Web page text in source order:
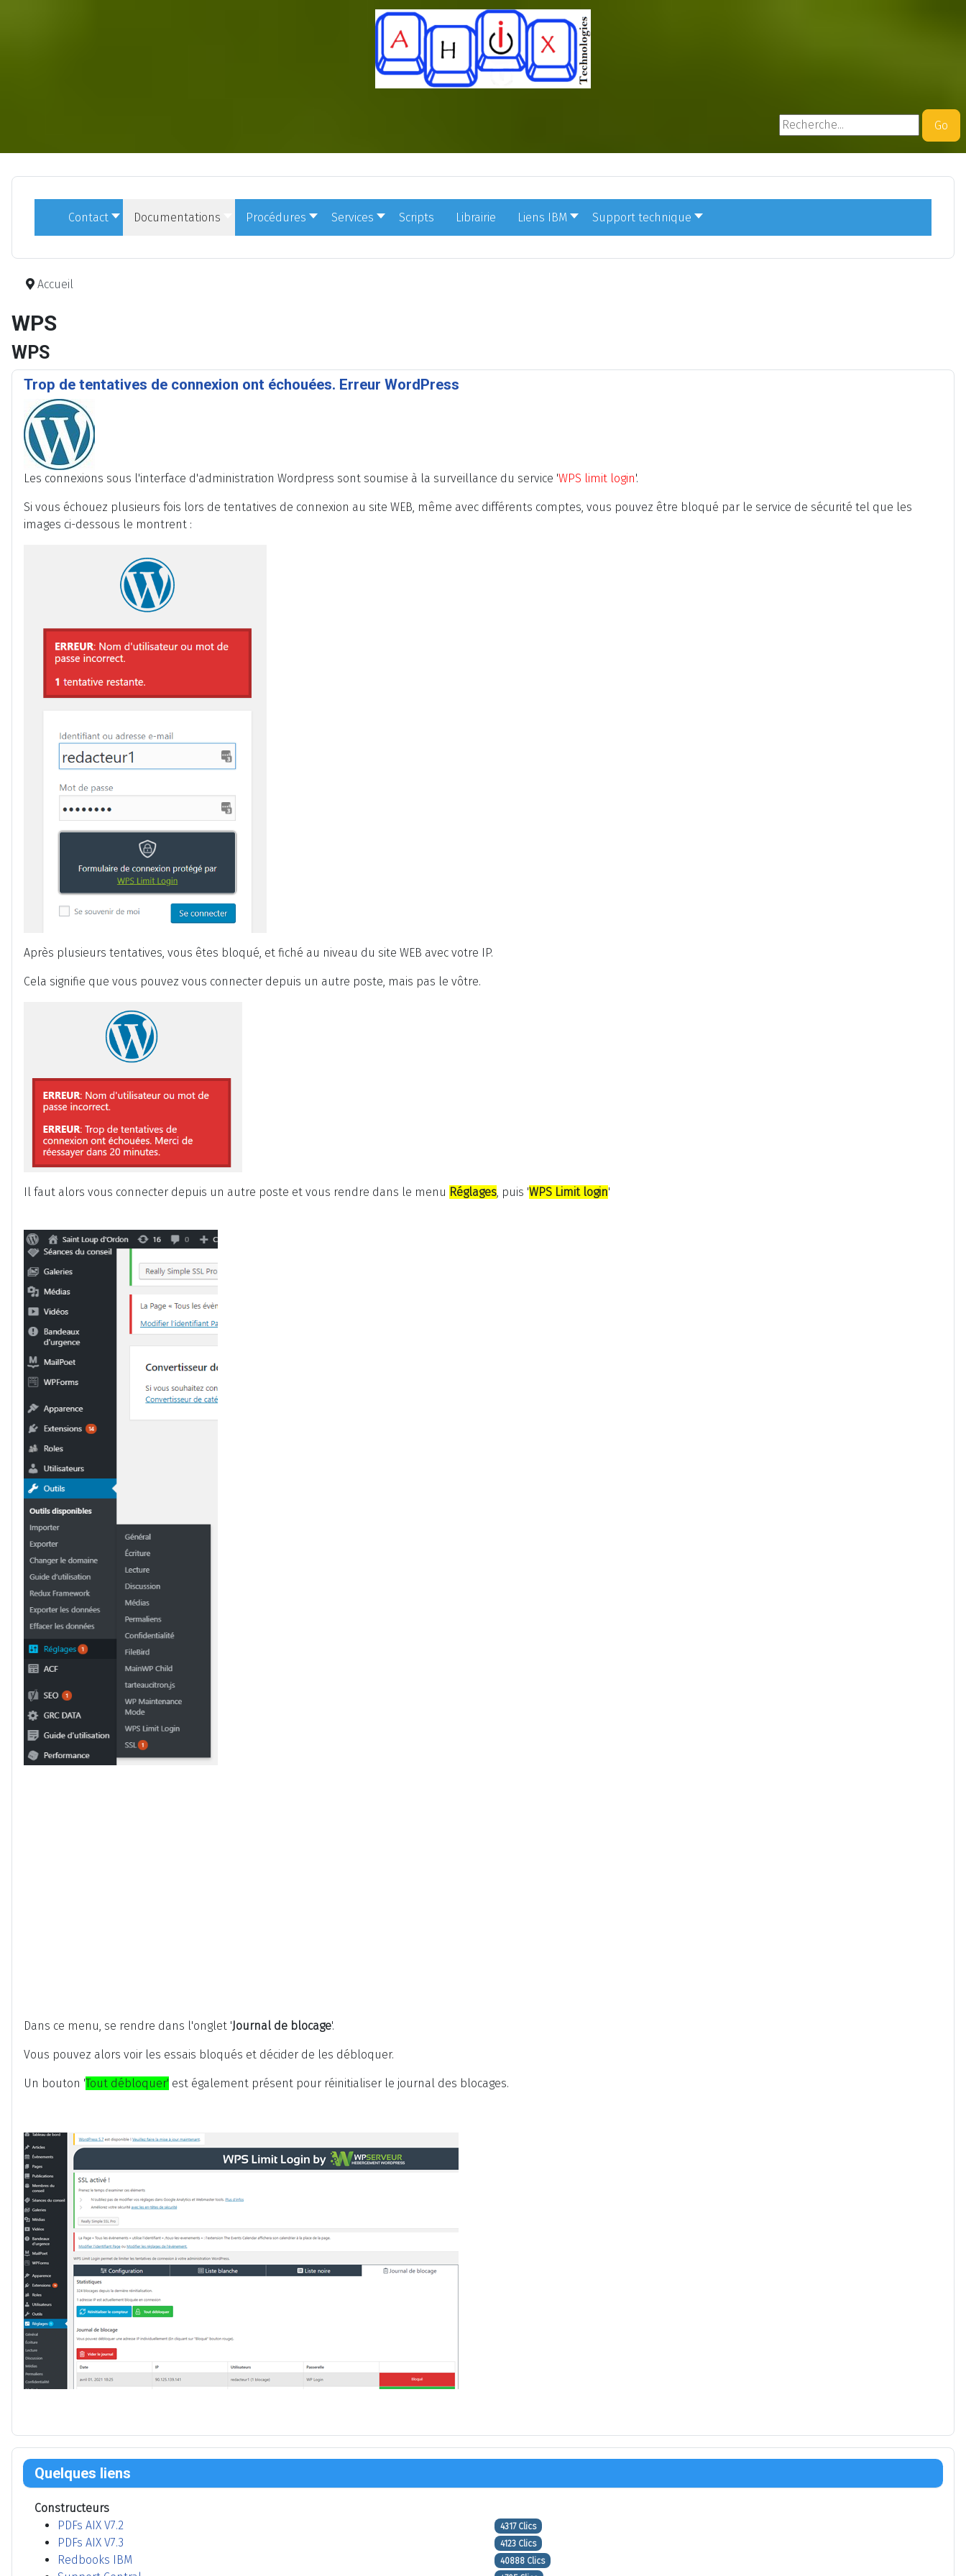
Rechercher
Go
Contact Documentations Procédures Services Scripts Librairie Liens IBM Support technique
Accueil
WPS
WPS
Trop de tentatives de connexion ont échouées. Erreur WordPress
Les connexions sous l'interface d'administration Wordpress sont soumise à la surveillance du service 'WPS limit login'.
Si vous échouez plusieurs fois lors de tentatives de connexion au site WEB, même avec différents comptes, vous pouvez être bloqué par le service de sécurité tel que les
images ci-dessous le montrent :
Après plusieurs tentatives, vous êtes bloqué, et fiché au niveau du site WEB avec votre IP.
Cela signifie que vous pouvez vous connecter depuis un autre poste, mais pas le vôtre.
Il faut alors vous connecter depuis un autre poste et vous rendre dans le menu Réglages , puis 'WPS Limit login'
Dans ce menu, se rendre dans l'onglet 'Journal de blocage'.
Vous pouvez alors voir les essais bloqués et décider de les débloquer.
Un bouton 'Tout débloquer' est également présent pour réinitialiser le journal des blocages.
Quelques liens
Constructeurs
PDFs AIX V7.2
4317 Clics
PDFs AIX V7.3 4123 Clics
Redbooks IBM 40888 Clics